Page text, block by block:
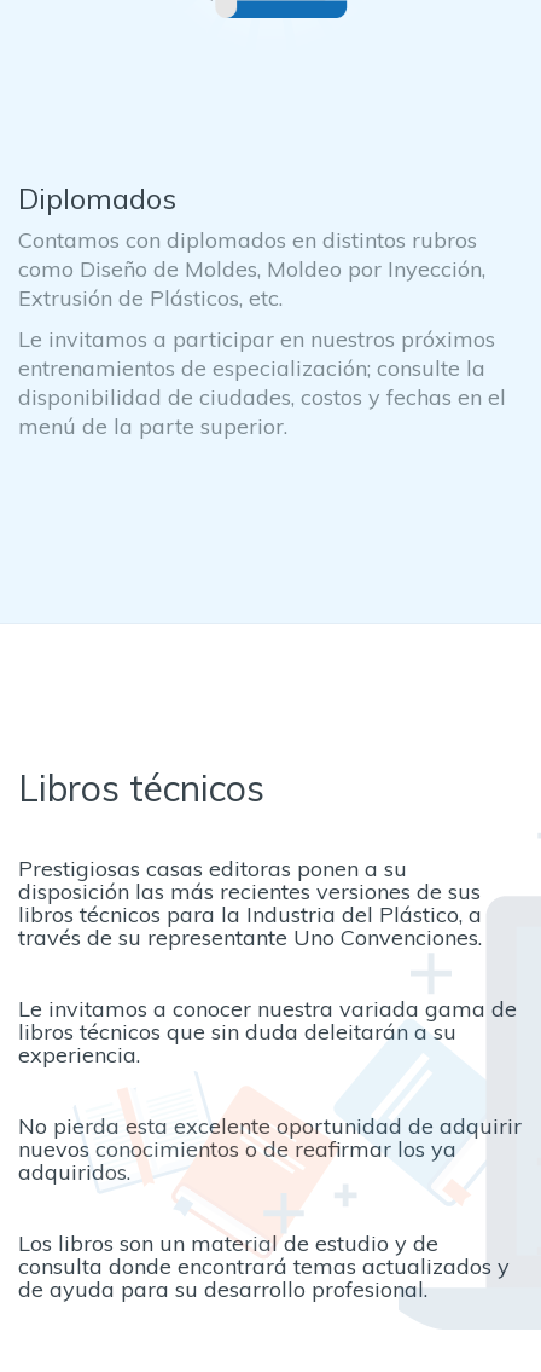
Diplomados
Contamos con diplomados en distintos rubros
como Diseño de Moldes, Moldeo por Inyección,
Extrusión de Plásticos, etc.
Le invitamos a participar en nuestros próximos
entrenamientos de especialización; consulte la
disponibilidad de ciudades, costos y fechas en el
menú de la parte superior.
Libros técnicos
Prestigiosas casas editoras ponen a su
disposición las más recientes versiones de sus
libros técnicos para la Industria del Plástico, a
través de su representante Uno Convenciones.
Le invitamos a conocer nuestra variada gama de
libros técnicos que sin duda deleitarán a su
experiencia.
No pierda esta excelente oportunidad de adquirir
nuevos conocimientos o de reafirmar los ya
adquiridos.
Los libros son un material de estudio y de
consulta donde encontrará temas actualizados y
de ayuda para su desarrollo profesional.